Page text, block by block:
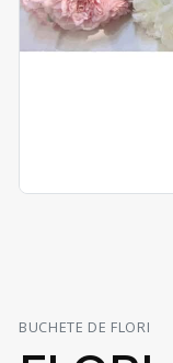
BUCHETE DE FLORI